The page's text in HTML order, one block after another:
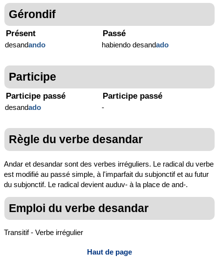
Gérondif
Présent
desandando
Passé
habiendo desandado
Participe
Participe passé
desandado
Participe passé
-
Règle du verbe desandar
Andar et desandar sont des verbes irréguliers. Le radical du verbe
est modifié au passé simple, à l'imparfait du subjonctif et au futur
du subjonctif. Le radical devient auduv- à la place de and-.
Emploi du verbe desandar
Transitif - Verbe irrégulier
Haut de page